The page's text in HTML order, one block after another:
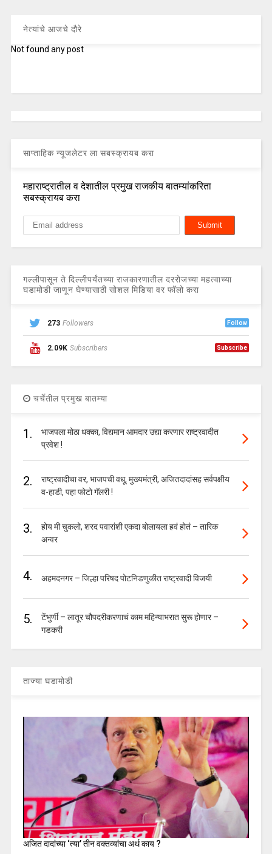
नेत्यांचे आजचे दौरे
Not found any post
साप्ताहिक न्यूजलेटर ला सबस्क्रायब करा
महाराष्ट्रातील व देशातील प्रमुख राजकीय बातम्यांकरिता
सबस्क्रायब करा
गल्लीपासून ते दिल्लीपर्यंतच्या राजकारणातील दररोजच्या महत्वाच्या
घडामोडी जाणून घेण्यासाठी सोशल मिडिया वर फॉलो करा
273 Followers Follow
2.09K Subscribers Subscribe
चर्चेतील प्रमुख बातम्या
1.
भाजपला मोठा धक्का, विद्यमान आमदार उद्या करणार राष्ट्रवादीत
प्रवेश !
2.
राष्ट्रवादीचा वर, भाजपची वधू, मुख्यमंत्री, अजितदादांसह सर्वपक्षीय
व-हाडी, पहा फोटो गॅलरी !
3.
होय मी चुकलो, शरद पवारांशी एकदा बोलायला हवं होतं – तारिक
अन्वर
4. अहमदनगर – जिल्हा परिषद पोटनिडणुकीत राष्ट्रवादी विजयी
5.
टेंभुर्णी – लातूर चौपदरीकरणाचं काम महिन्याभरात सुरू होणार –
गडकरी
ताज्या घडामोडी
अजित दादांच्या ‘त्या’ तीन वक्तव्यांचा अर्थ काय ?